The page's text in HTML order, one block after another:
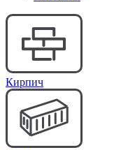
Кирпич